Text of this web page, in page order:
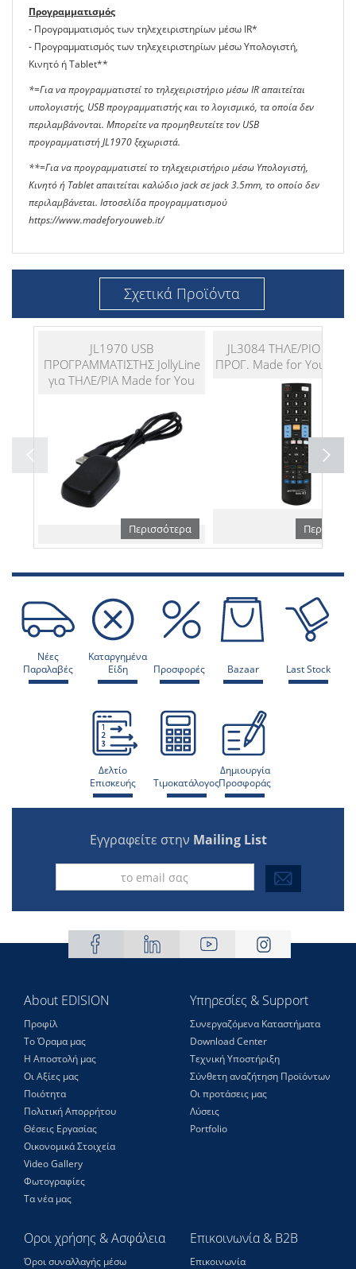
Προγραμματισμός
- Προγραμματισμός των τηλεχειριστηρίων μέσω IR*
- Προγραμματισμός των τηλεχειριστηρίων μέσω Υπολογιστή,
Κινητό ή Tablet**
*=Για να προγραμματιστεί το τηλεχειριστήριο μέσω IR απαιτείται
υπολογιστής, USB προγραμματιστής και το λογισμικό, τα οποία δεν
περιλαμβάνονται. Μπορείτε να προμηθευτείτε τον USB
προγραμματιστή JL1970 ξεχωριστά.
**=Για να προγραμματιστεί το τηλεχειριστήριο μέσω Υπολογιστή,
Κινητό ή Tablet απαιτείται καλώδιο jack σε jack 3.5mm, το οποίο δεν
περιλαμβάνεται. Ιστοσελίδα προγραμματισμού
https://www.madeforyouweb.it/
Σχετικά Προϊόντα
JL1970 USB
ΠΡΟΓΡΑΜΜΑΤΙΣΤΗΣ JollyLine
για ΤΗΛΕ/ΡΙΑ Made for You
Περισσότερα
JL3084 ΤΗΛΕ/ΡΙΟ
ΠΡΟΓ. Made for You 4:1
Νέες
Παραλαβές
Καταργημένα
Είδη
Προσφορές Bazaar Last Stock
Δελτίο
Επισκευής
Τιμοκατάλογος
Δημιουργία
Προσφοράς
Εγγραφείτε στην Mailing List
About EDISION
Προφίλ
Το Όραμα μας
Η Αποστολή μας
Οι Αξίες μας
Ποιότητα
Πολιτική Απορρήτου
Θέσεις Eργασίας
Οικονομικά Στοιχεία
Video Gallery
Φωτογραφίες
Τα νέα μας
Υπηρεσίες & Support
Συνεργαζόμενα Καταστήματα
Download Center
Τεχνική Υποστήριξη
Σύνθετη αναζήτηση Προϊόντων
Οι προτάσεις μας
Λύσεις
Portfolio
Οροι χρήσης & Ασφάλεια
Όροι συναλλαγής μέσω
Επικοινωνία & B2B
Επικοινωνία